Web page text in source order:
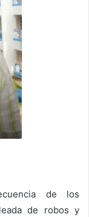
de los
de robos y